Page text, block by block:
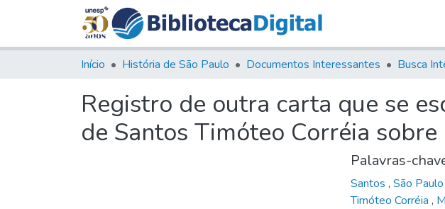
Início História de São Paulo Documentos Interessantes Busca
Registro de outra carta que se
de Santos Timóteo Corréia
Palavras-
Santos , São Paulo
Timóteo Corréia ,